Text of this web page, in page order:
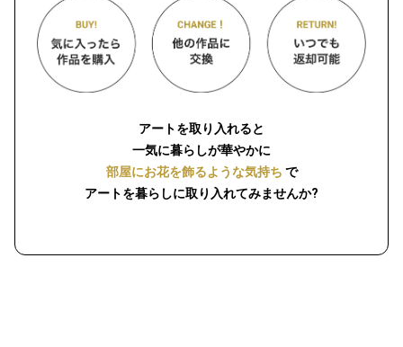
アートを取り入れると
一気に暮らしが華やかに
部屋にお花を飾るような気持ち で
アートを暮らしに取り入れてみませんか?